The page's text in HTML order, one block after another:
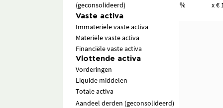
(geconsolideerd) % x €
Vaste activa
Immateriële vaste activa
Materiële vaste activa
Financiële vaste activa
Vlottende activa
Vorderingen
Liquide middelen
Totale activa
Aandeel derden (geconsolideerd)